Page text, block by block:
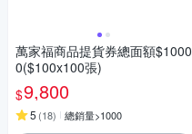
萬家福商品提貨券總面額$1000
0($100x100張)
$9,800
5 (18) 總銷量>1000